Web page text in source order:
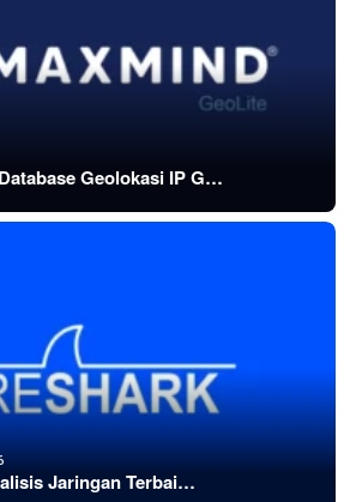
Geolokasi IP G…
Jaringan Terbai…